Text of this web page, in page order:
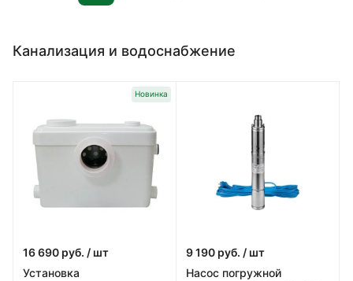
Канализация и водоснабжение
Новинка
16 690 руб. / шт
Установка
9 190 руб. / шт
Насос погружной